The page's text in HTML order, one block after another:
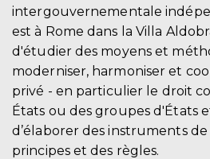
intergouvernementale
est à Rome dans la Villa
d'étudier des moyens et
moderniser, harmoniser et
privé - en particulier le droit
États ou des groupes d'États
d’élaborer des instruments
principes et des règles.